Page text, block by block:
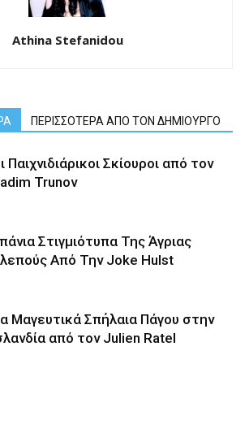
Athina Stefanidou
ΠΕΡΙΣΣΟΤΕΡΑ ΑΠΟ ΤΟΝ ΔΗΜΙΟΥΡΓΟ
Παιχνιδιάρικοι Σκίουροι από τον
Trunov
Στιγμιότυπα Της Άγριας
Από Την Joke Hulst
Μαγευτικά Σπήλαια Πάγου στην
από τον Julien Ratel